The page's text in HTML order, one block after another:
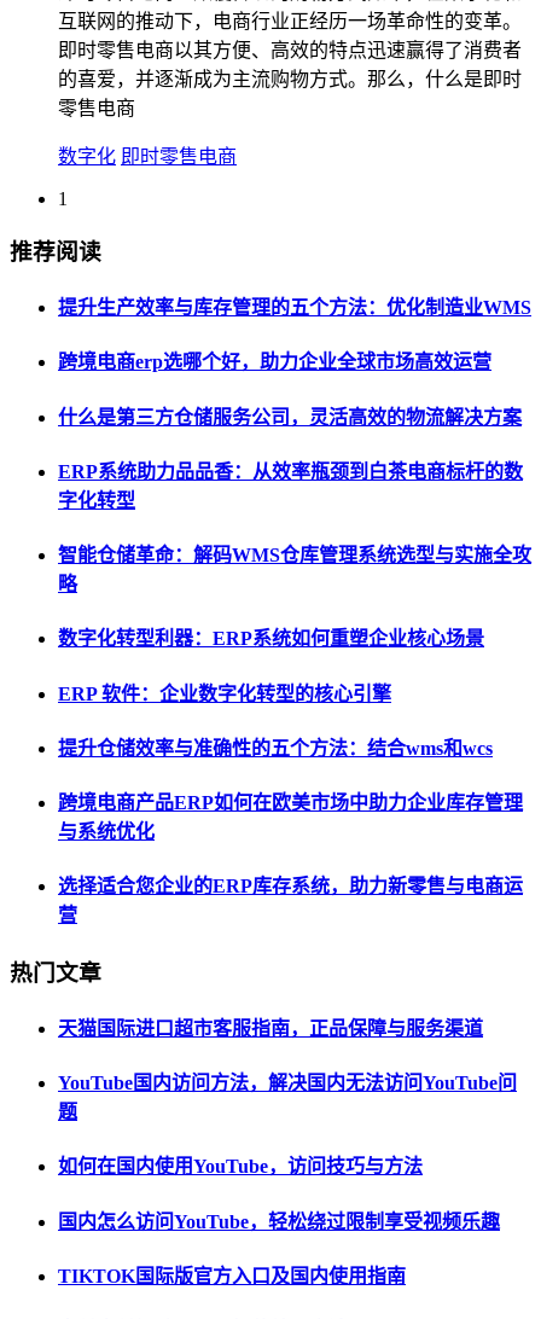
互联网的推动下，电商行业正经历一场革命性的变革。
即时零售电商以其方便、高效的特点迅速赢得了消费者
的喜爱，并逐渐成为主流购物方式。那么，什么是即时
零售电商
数字化 即时零售电商
1
推荐阅读
提升生产效率与库存管理的五个方法：优化制造业WMS
跨境电商erp选哪个好，助力企业全球市场高效运营
什么是第三方仓储服务公司，灵活高效的物流解决方案
ERP系统助力品品香：从效率瓶颈到白茶电商标杆的数
字化转型
智能仓储革命：解码WMS仓库管理系统选型与实施全攻
略
数字化转型利器：ERP系统如何重塑企业核心场景
ERP 软件：企业数字化转型的核心引擎
提升仓储效率与准确性的五个方法：结合wms和wcs
跨境电商产品ERP如何在欧美市场中助力企业库存管理
与系统优化
选择适合您企业的ERP库存系统，助力新零售与电商运
营
热门文章
天猫国际进口超市客服指南，正品保障与服务渠道
YouTube国内访问方法，解决国内无法访问YouTube问
题
如何在国内使用YouTube，访问技巧与方法
国内怎么访问YouTube，轻松绕过限制享受视频乐趣
TIKTOK国际版官方入口及国内使用指南